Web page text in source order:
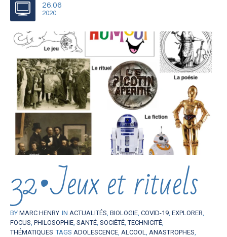
26.06
2020
32•Jeux et rituels
BY MARC HENRY IN ACTUALITÉS, BIOLOGIE, COVID-19, EXPLORER,
FOCUS, PHILOSOPHIE, SANTÉ, SOCIÉTÉ,TECHNICITÉ,
THÉMATIQUES TAGS ADOLESCENCE, ALCOOL, ANASTROPHES,